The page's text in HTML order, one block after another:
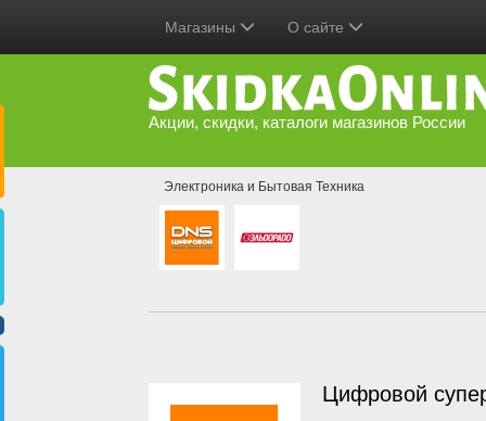
Магазины О сайте
Акции, скидки, каталоги магазинов России
Электроника и Бытовая Техника
Цифровой